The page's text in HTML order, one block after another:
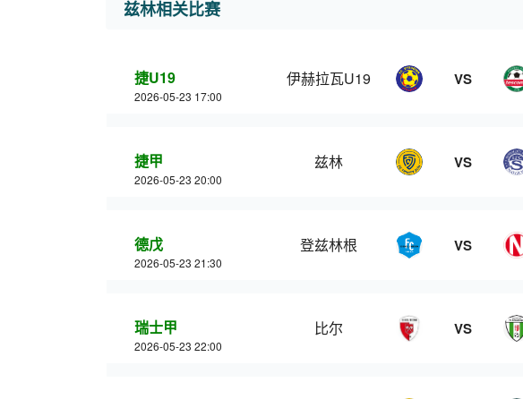
兹林相关比赛
捷U19
2026-05-23 17:00
伊赫拉瓦U19 VS
捷甲
2026-05-23 20:00
兹林 VS
德戊
2026-05-23 21:30
登兹林根 VS
瑞士甲
2026-05-23 22:00
比尔 VS